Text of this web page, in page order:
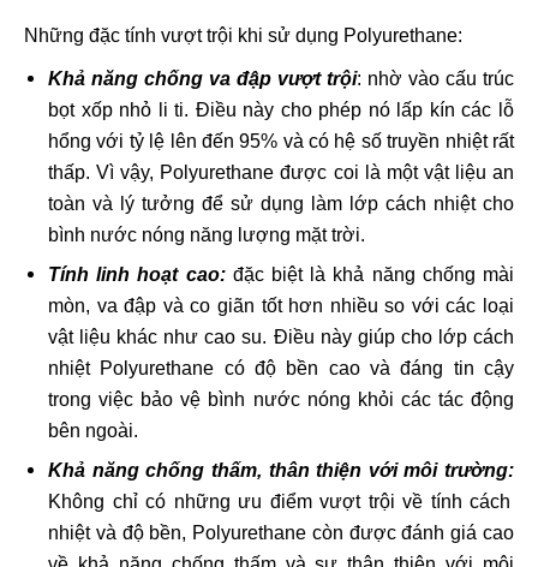
Những đặc tính vượt trội khi sử dụng Polyurethane:
Khả năng chống va đập vượt trội: nhờ vào cấu trúc
bọt xốp nhỏ li ti. Điều này cho phép nó lấp kín các lỗ
hổng với tỷ lệ lên đến 95% và có hệ số truyền nhiệt rất
thấp. Vì vậy, Polyurethane được coi là một vật liệu an
toàn và lý tưởng để sử dụng làm lớp cách nhiệt cho
bình nước nóng năng lượng mặt trời.
Tính linh hoạt cao:đặc biệt là khả năng chống mài
mòn, va đập và co giãn tốt hơn nhiều so với các loại
vật liệu khác như cao su. Điều này giúp cho lớp cách
nhiệt Polyurethane có độ bền cao và đáng tin cậy
trong việc bảo vệ bình nước nóng khỏi các tác động
bên ngoài.
Khả năng chống thấm, thân thiện với môi trường:
Không chỉ có những ưu điểm vượt trội về tính cách
nhiệt và độ bền, Polyurethane còn được đánh giá cao